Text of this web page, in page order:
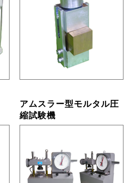
アムスラー型モルタル圧
縮試験機